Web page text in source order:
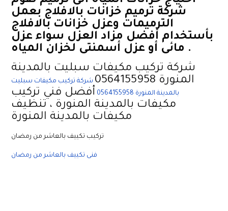
شركة ترميم خزانات بالافلاج بعمل
الترميمات وعزل خزانات بالافلاج
بأستخدام أفضل مزاد العزل سواء عزل
مائى أو عزل أسمنتى لخزان المياه .
شركة تركيب مكيفات سبليت بالمدينة
المنورة 0564155958
شركة تركيب مكيفات سبليت
بالمدينة المنورة 0564155958
أفضل فني تركيب
مكيفات بالمدينة المنورة ، تنظيف
تركيب تكييف بالعاشر من رمضان
فنى تكييف بالعاشر من رمضان